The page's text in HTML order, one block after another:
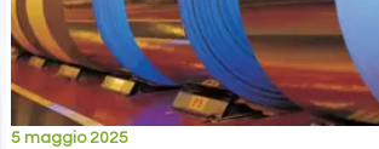
5 maggio 2025